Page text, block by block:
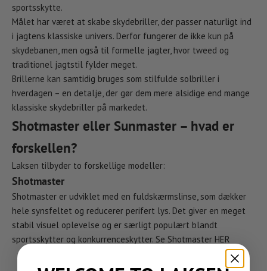
sportsskytte.
Målet har været at skabe skydebriller, der passer naturligt ind
i jagtens klassiske univers. Derfor fungerer de ikke kun på
skydebanen, men også til formelle jagter, hvor tweed og
traditionel jagtstil fylder meget.
Brillerne kan samtidig bruges som stilfulde solbriller i
hverdagen – en detalje, der gør dem mere alsidige end mange
klassiske skydebriller på markedet.
Shotmaster eller Sunmaster – hvad er
forskellen?
Laksen tilbyder to forskellige modeller:
Shotmaster
Shotmaster er udviklet med en fuldskærmslinse, som dækker
hele synsfeltet og reducerer perifert lys. Det giver en meget
stabil visuel oplevelse og er særligt populært blandt
sportsskytter og konkurrenceskytter. Se Shotmaster HER